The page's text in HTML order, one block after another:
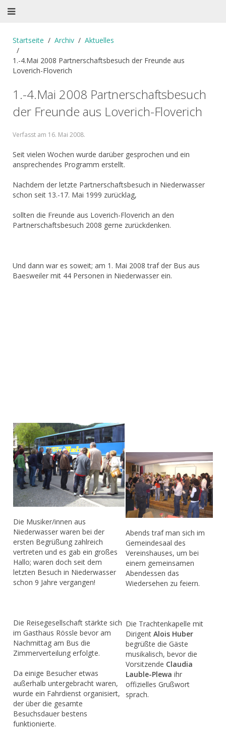
Startseite Archiv Aktuelles
1.-4.Mai 2008 Partnerschaftsbesuch der Freunde aus
Loverich-Floverich
1.-4.Mai 2008 Partnerschaftsbesuch
der Freunde aus Loverich-Floverich
Verfasst am 16. Mai 2008.
Seit vielen Wochen wurde darüber gesprochen und ein
ansprechendes Programm erstellt.
Nachdem der letzte Partnerschaftsbesuch in Niederwasser
schon seit 13.-17. Mai 1999 zurücklag,
sollten die Freunde aus Loverich-Floverich an den
Partnerschaftsbesuch 2008 gerne zurückdenken.
Und dann war es soweit; am 1. Mai 2008 traf der Bus aus
Baesweiler mit 44 Personen in Niederwasser ein.
Die Musiker/innen aus
Niederwasser waren bei der
ersten Begrüßung zahlreich
vertreten und es gab ein großes
Hallo; waren doch seit dem
letzten Besuch in Niederwasser
schon 9 Jahre vergangen!
Die Reisegesellschaft stärkte sich
im Gasthaus Rössle bevor am
Nachmittag am Bus die
Zimmerverteilung erfolgte.
Da einige Besucher etwas
außerhalb untergebracht waren,
wurde ein Fahrdienst organisiert,
der über die gesamte
Besuchsdauer bestens
funktionierte.
Abends traf man sich im
Gemeindesaal des
Vereinshauses, um bei
einem gemeinsamen
Abendessen das
Wiedersehen zu feiern.
Die Trachtenkapelle mit
Dirigent Alois Huber
begrüßte die Gäste
musikalisch, bevor die
Vorsitzende Claudia
Lauble-Plewa ihr
offizielles Grußwort
sprach.